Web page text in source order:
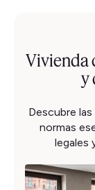
Vivienda
y
Descubre
normas
legales